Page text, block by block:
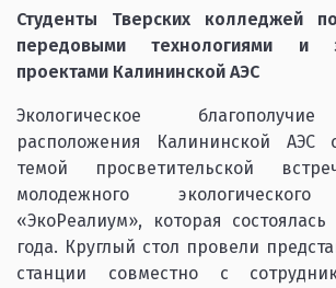
Студенты Тверских колледжей
передовыми технологиями и
проектами Калининской АЭС
Экологическое
расположения Калининской АЭС
темой просветительской
молодежного
«ЭкоРеалиум», которая
года. Круглый стол провели
станции совместно с